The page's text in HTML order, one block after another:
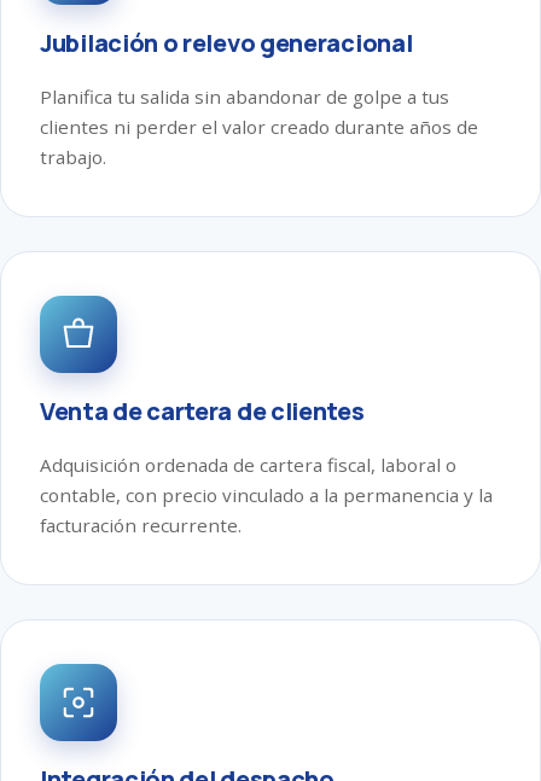
Jubilación o relevo generacional
Planifica tu salida sin abandonar de golpe a tus
clientes ni perder el valor creado durante años de
trabajo.
Venta de cartera de clientes
Adquisición ordenada de cartera fiscal, laboral o
contable, con precio vinculado a la permanencia y la
facturación recurrente.